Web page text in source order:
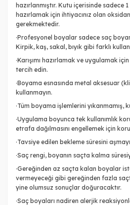
hazırlanmıştır. Kutu içerisinde sadece 1
hazırlamak için ihtiyacınız olan
gerekmektedir.
·Profesyonel boyalar sadece saç
Kirpik, kaş, sakal, bıyık gibi farklı
·Karışımı hazırlamak ve uygulamak
tercih edin.
·Boyama esnasında metal aksesuar
kullanmayın.
·Tüm boyama işlemlerini yıkanmamış,
·Uygulama boyunca tek kullanımlık
etrafa dağılmasını engellemek için
·Tavsiye edilen bekleme süresini
·Saç rengi, boyanın saçta kalma
·Gereğinden az saçta kalan boyalar
vermeyeceği gibi gereğinden fazla
yine olumsuz sonuçlar doğuracaktır.
·Saç boyaları nadiren alerjik